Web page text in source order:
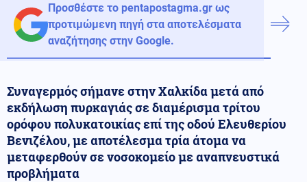
Προσθέστε το pentapostagma.gr ως
προτιμώμενη πηγή στα αποτελέσματα
αναζήτησης στην Google.
Συναγερμός σήμανε στην Χαλκίδα μετά από
εκδήλωση πυρκαγιάς σε διαμέρισμα τρίτου
ορόφου πολυκατοικίας επί της οδού Ελευθερίου
Βενιζέλου, με αποτέλεσμα τρία άτομα να
μεταφερθούν σε νοσοκομείο με αναπνευστικά
προβλήματα